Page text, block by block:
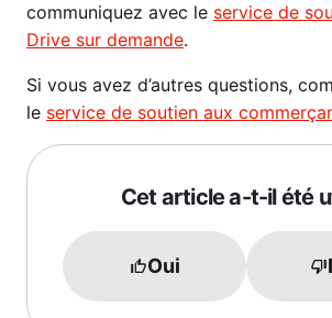
communiquez avec le service de
Drive sur demande.
Si vous avez d’autres questions,
le service de soutien aux
Cet article a-t-il été
Oui